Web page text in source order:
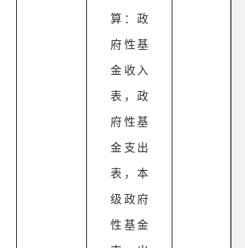
算：政
府性基
金收入
表，政
府性基
金支出
表，本
级政府
性基金